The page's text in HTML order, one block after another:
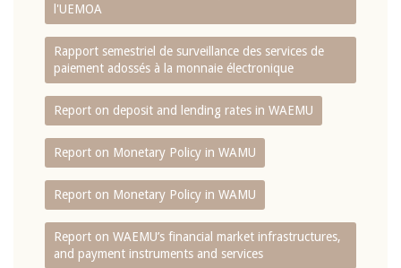
l'UEMOA
Rapport semestriel de surveillance des services de
paiement adossés à la monnaie électronique
Report on deposit and lending rates in WAEMU
Report on Monetary Policy in WAMU
Report on Monetary Policy in WAMU
Report on WAEMU’s financial market infrastructures,
and payment instruments and services